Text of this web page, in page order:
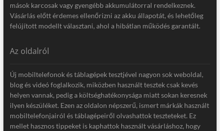
mások karcosak vagy gyengébb akkumulátorral rendelkeznek.
Vásárlás előtt érdemes ellenőrizni az akku állapotát, és lehetőleg
felújított modellt választani, ahol a hibátlan működés garantált.
Az oldalról
Új mobiltelefonok és táblagépek tesztjével nagyon sok weboldal,
blog és videó foglalkozik, miközben használt tesztek csak kevés
helyen vannak, pedig a költséghatékonysága miatt sokan keresnek
ilyen készüléket. Ezen az oldalon népszerű, ismert márkák használt
mobiltelefonjairól és táblagépeiről olvashattok teszteteket. Ez
mellet hasznos tippeket is kaphattok használt vásárláshoz, hogy